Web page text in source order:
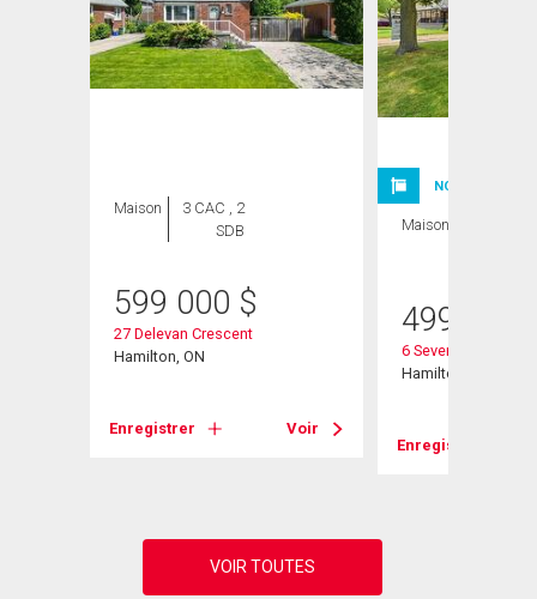
Maison
3 CAC , 2
SDB
599 000 $
27 Delevan Crescent
Hamilton, ON
Enregistrer Voir
NOUVELLE
Maison
499 900
6 Seven Oaks Drive
Hamilton, ON
Enregistrer